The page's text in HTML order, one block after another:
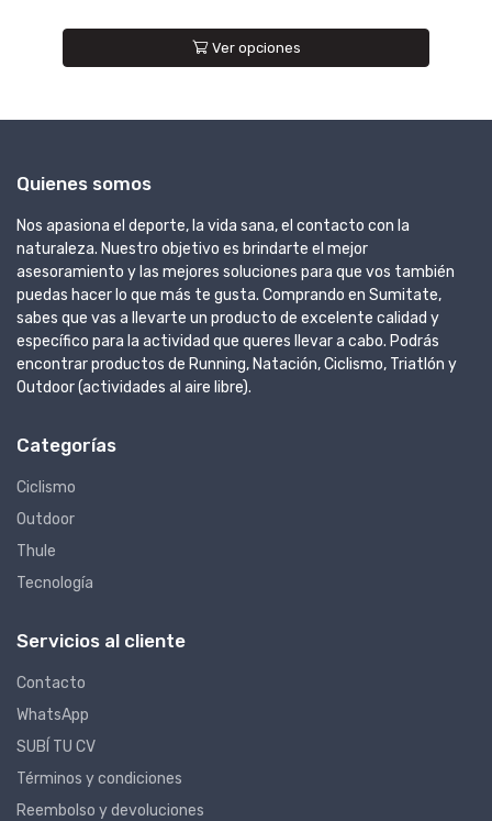
Ver opciones
Quienes somos
Nos apasiona el deporte, la vida sana, el contacto con la
naturaleza. Nuestro objetivo es brindarte el mejor
asesoramiento y las mejores soluciones para que vos también
puedas hacer lo que más te gusta. Comprando en Sumitate,
sabes que vas a llevarte un producto de excelente calidad y
específico para la actividad que queres llevar a cabo. Podrás
encontrar productos de Running, Natación, Ciclismo, Triatlón y
Outdoor (actividades al aire libre).
Categorías
Ciclismo
Outdoor
Thule
Tecnología
Servicios al cliente
Contacto
WhatsApp
SUBÍ TU CV
Términos y condiciones
Reembolso y devoluciones